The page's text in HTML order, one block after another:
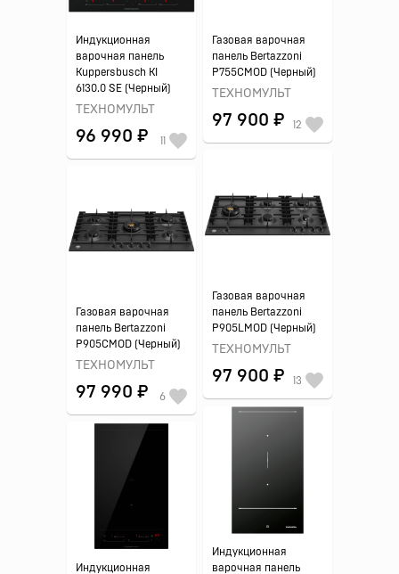
Индукционная
варочная панель
Kuppersbusch KI
6130.0 SE (Черный)
ТЕХНОМУЛЬТ
96 990 ₽ 11
Газовая варочная
панель Bertazzoni
P755CMOD (Черный)
ТЕХНОМУЛЬТ
97 900 ₽ 12
Газовая варочная
панель Bertazzoni
P905LMOD (Черный)
ТЕХНОМУЛЬТ
97 900 ₽ 13
Газовая варочная
панель Bertazzoni
P905CMOD (Черный)
ТЕХНОМУЛЬТ
97 990 ₽ 6
Индукционная
варочная панель
Индукционная